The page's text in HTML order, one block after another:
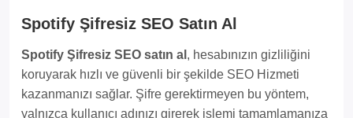
Spotify Şifresiz SEO Satın Al
Spotify Şifresiz SEO satın al , hesabınızın gizliliğini
koruyarak hızlı ve güvenli bir şekilde SEO Hizmeti
kazanmanızı sağlar. Şifre gerektirmeyen bu yöntem,
yalnızca kullanıcı adınızı girerek işlemi tamamlamanıza